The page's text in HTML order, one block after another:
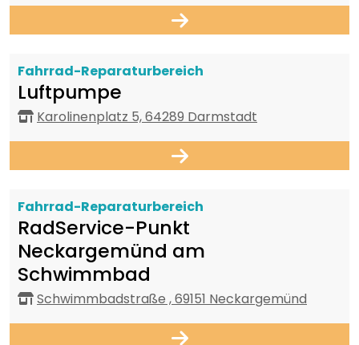
Fahrrad-Reparaturbereich
Luftpumpe
Karolinenplatz 5, 64289 Darmstadt
Fahrrad-Reparaturbereich
RadService-Punkt
Neckargemünd am
Schwimmbad
Schwimmbadstraße , 69151 Neckargemünd